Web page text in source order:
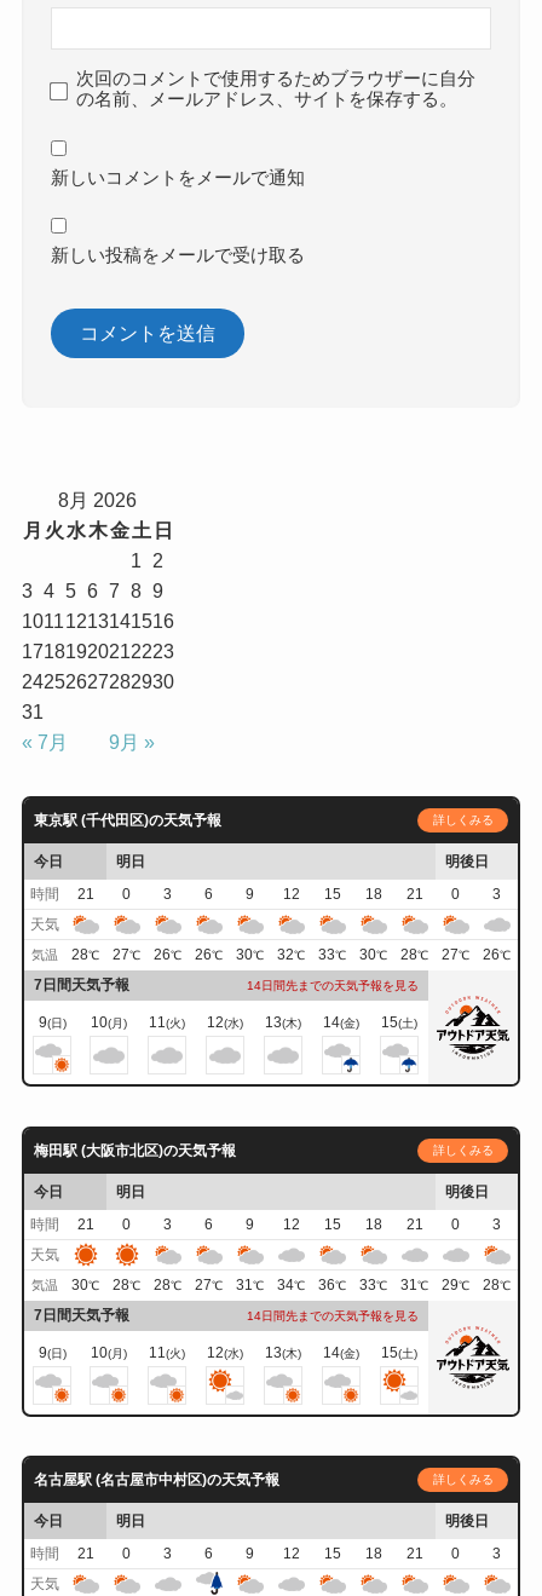
次回のコメントで使用するためブラウザーに自分
の名前、メールアドレス、サイトを保存する。
新しいコメントをメールで通知
新しい投稿をメールで受け取る
8月 2026
月 火 水木金土 日
1
2
3 4 5 6 7 8 9
10111213141516
17181920212223
24252627282930
31
« 7月
9月 »
東京駅 (千代田区)の天気予報 詳しくみる
今日 明日
明後日
時間
21 0 3 6 9 12 15 18 21 0
3
天気
気温 28℃ 27℃ 26℃ 26℃ 30℃ 32℃ 33℃ 30℃ 28℃ 27℃ 26℃
7日間天気予報 14日間先までの天気予報を見る
9(日) 10(月) 11(火) 12(水) 13(木) 14(金) 15(土)
梅田駅 (大阪市北区)の天気予報 詳しくみる
今日 明日
明後日
時間
21 0 3 6 9 12 15 18 21 0
3
天気
気温 30℃ 28℃ 28℃ 27℃ 31℃ 34℃ 36℃ 33℃ 31℃ 29℃ 28℃
7日間天気予報 14日間先までの天気予報を見る
9(日) 10(月) 11 (火) 12(水) 13(木) 14(金) 15(土)
名古屋駅 (名古屋市中村区)の天気予報 詳しくみる
今日 明日
明後日
時間
21 0 3 6 9 12 15 18 21 0
3
天気